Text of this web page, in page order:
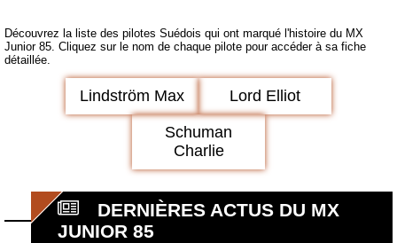
Découvrez la liste des pilotes Suédois qui ont marqué l'histoire du MX
Junior 85. Cliquez sur le nom de chaque pilote pour accéder à sa fiche
détaillée.
Lindström Max Lord Elliot
Schuman
Charlie
DERNIÈRES ACTUS DU MX
JUNIOR 85